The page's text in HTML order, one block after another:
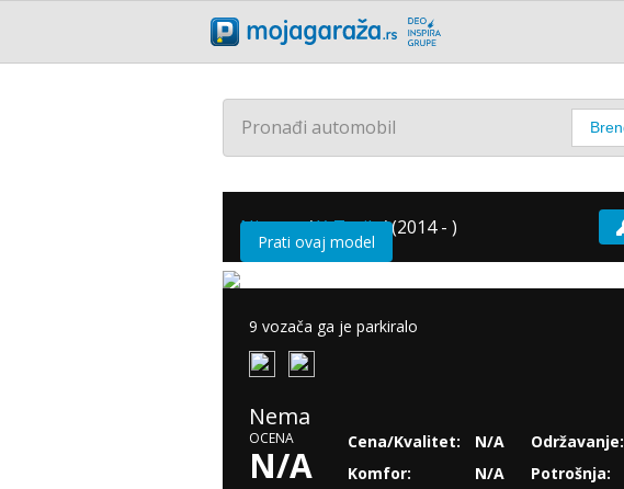
Pronađi automobil
Nissan /X-Trail /(2014 - )
Prati ovaj model
9 vozača ga je parkiralo
Nema
OCENA
N/A
Cena/Kvalitet:
N/A
Komfor:
N/A
Održavanje:
Potrošnja: